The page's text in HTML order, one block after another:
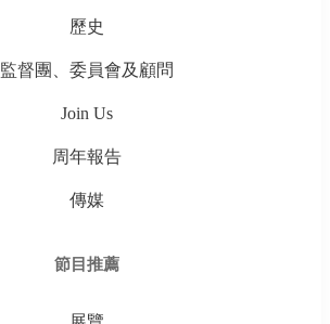
歷史
監督團、委員會及顧問
Join Us
周年報告
傳媒
節目推薦